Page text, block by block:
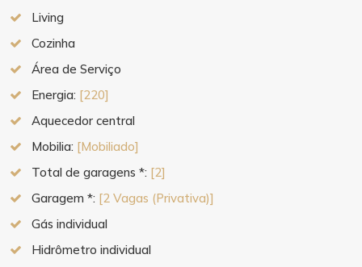
Living
Cozinha
Área de Serviço
Energia: [220]
Aquecedor central
Mobilia: [Mobiliado]
Total de garagens *: [2]
Garagem *: [2 Vagas (Privativa)]
Gás individual
Hidrômetro individual